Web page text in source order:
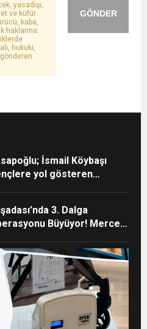
GÖNDER
yasadışı,
ve küfür
kaba,
haklarına
hukuki,
İsmail Köybaşı
yol gösteren
3. Dalga
Büyüyor! Mercek